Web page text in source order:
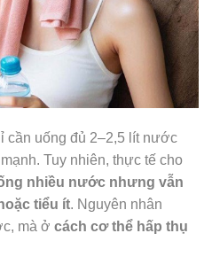
cần uống đủ 2–2,5 lít nước
Tuy nhiên, thực tế cho
nhiều nước nhưng vẫn
tiểu ít. Nguyên nhân
mà ở cách cơ thể hấp thụ